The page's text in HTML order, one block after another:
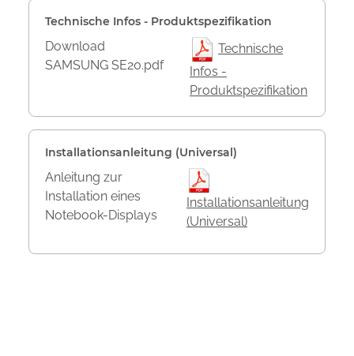
Technische Infos - Produktspezifikation
Download
SAMSUNG SE20.pdf
Technische
Infos -
Produktspezifikation
Installationsanleitung (Universal)
Anleitung zur
Installation eines
Notebook-Displays
Installationsanleitung
(Universal)